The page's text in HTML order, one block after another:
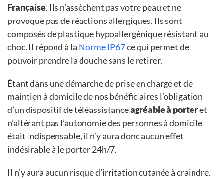
Française. Ils n’assèchent pas votre peau et ne
provoque pas de réactions allergiques. Ils sont
composés de plastique hypoallergénique résistant au
choc. Il répond à la Norme IP67ce qui permet de
pouvoir prendre la douche sans le retirer.
Étant dans une démarche de prise en charge et de
maintien à domicile de nos bénéficiaires l’obligation
d’un dispositif de téléassistanceagréable à porteret
n’altérant pas l’autonomie des personnes à domicile
était indispensable, il n’y aura donc aucun effet
indésirable à le porter 24h/7.
Il n’y aura aucun risque d’irritation cutanée à craindre.